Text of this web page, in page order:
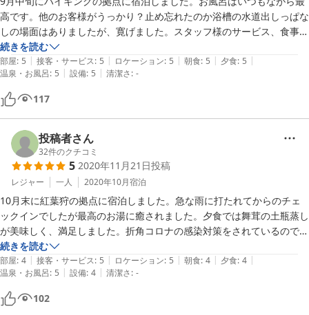
高です。他のお客様がうっかり？止め忘れたのか浴槽の水道出しっぱな
しの場面はありましたが、寛げました。スタッフ様のサービス、食事も
満足です。
お世話になりました。
続きを読む
部屋: 5 | 接客・サービス: 5 | ロケーション: 5 | 朝食: 5 | 夕食: 5 |
温泉・お風呂: 5 | 設備: 5 | 清潔さ: -
117
投稿者さん
32件のクチコミ
5 2020年11月21日投稿
レジャー 一人 2020年10月宿泊
10月末に紅葉狩の拠点に宿泊しました。急な雨に打たれてからのチェ
ックインでしたが最高のお湯に癒されました。夕食では舞茸の土瓶蒸し
が美味しく、満足しました。折角コロナの感染対策をされているので、
食事の際、お客さん同士の間隔を空けていただければより安心して過ご
せるかと感じました。お世話になりました。
続きを読む
部屋: 4 | 接客・サービス: 5 | ロケーション: 5 | 朝食: 4 | 夕食: 4 |
温泉・お風呂: 5 | 設備: 4 | 清潔さ: -
102